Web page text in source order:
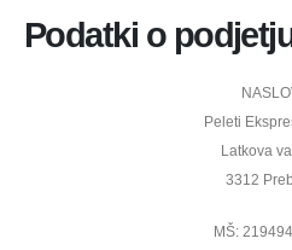
Podatki o
Peleti
Latkova
3312
MŠ: